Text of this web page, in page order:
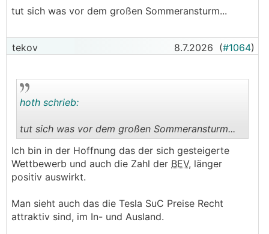
tut sich was vor dem großen Sommeransturm...
tekov 8.7.2026 (#1064)
..
hoth schrieb:
tut sich was vor dem großen Sommeransturm...
Ich bin in der Hoffnung das der sich gesteigerte
Wettbewerb und auch die Zahl der BEV, länger
positiv auswirkt.
Man sieht auch das die Tesla SuC Preise Recht
attraktiv sind, im In- und Ausland.